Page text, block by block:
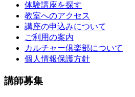
体験講座を探す
教室へのアクセス
講座の申込みについて
ご利用の案内
カルチャー倶楽部について
個人情報保護方針
講師募集